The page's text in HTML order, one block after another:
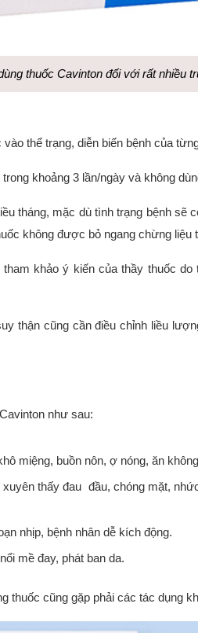
thuốc Cavinton đối với rất nhiều
thể trạng, diễn biến bệnh của
khoảng 3 lần/ngày và không
tháng, mặc dù tình trạng bệnh sẽ
không được bỏ ngang chừng liệu
khảo ý kiến của thầy thuốc
thận cũng cần điều chỉnh liều
như sau:
miệng, buồn nôn, ợ nóng, ăn
thấy đau đầu, chóng mặt,
nhịp, bệnh nhân dễ kích động.
mề đay, phát ban da.
thuốc cũng gặp phải các tác dụng